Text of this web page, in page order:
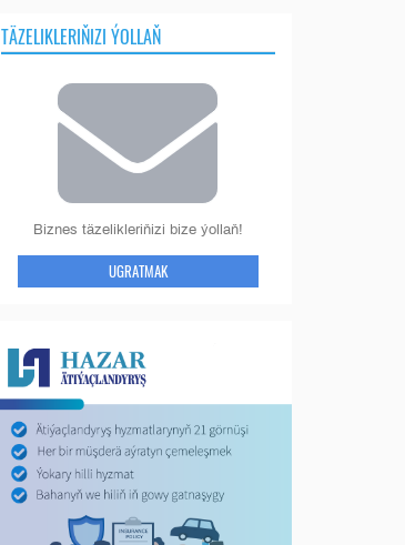
TÄZELIKLERIŇIZI ÝOLLAŇ
Biznes täzelikleriňizi bize ýollaň!
UGRATMAK